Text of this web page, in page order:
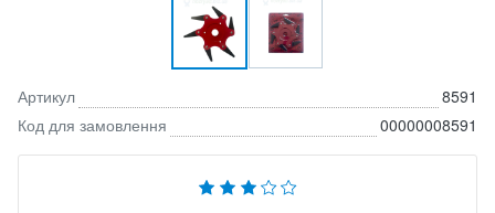
Артикул
8591
Код для замовлення
00000008591